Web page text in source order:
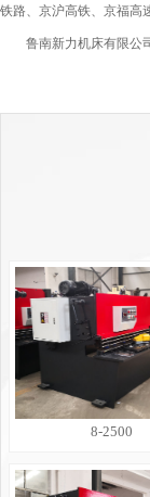
铁路、京沪高铁、京福高
鲁南新力机床有限公
8-2500